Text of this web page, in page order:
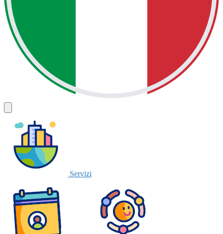
Servizi